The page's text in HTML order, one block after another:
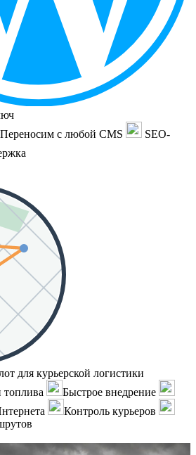
Переносим с любой CMS
SEO-
для курьерской логистики
топлива
Быстрое внедрение
Контроль курьеров